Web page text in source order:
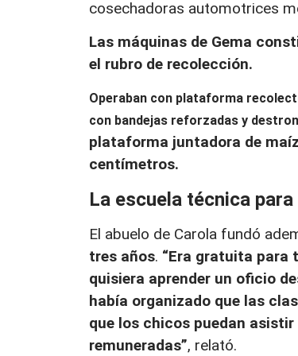
cosechadoras automotrices
Las máquinas de Gema
el rubro de recolección.
Operaban con plataforma
con bandejas reforzadas y
plataforma juntadora de
centímetros.
La escuela técnica
El abuelo de Carola fundó
tres años. “Era gratuita para
quisiera aprender un oficio
había organizado que las
que los chicos puedan
remuneradas”, relató.